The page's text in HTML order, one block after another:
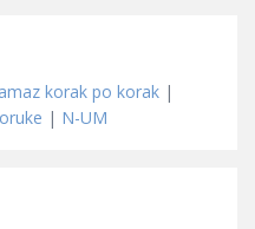
korak po korak |
| N-UM